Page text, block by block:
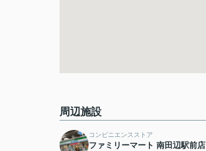
周辺施設
コンビニエンスストア
ファミリーマート 南田辺駅前店